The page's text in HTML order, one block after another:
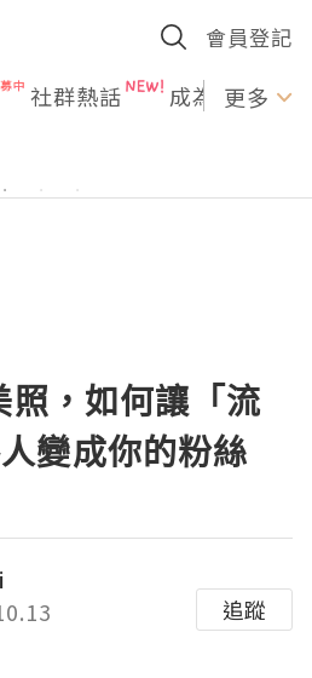
會員登記
社群熱話 成為U更多
照，如何讓「流
變成你的粉絲
追蹤